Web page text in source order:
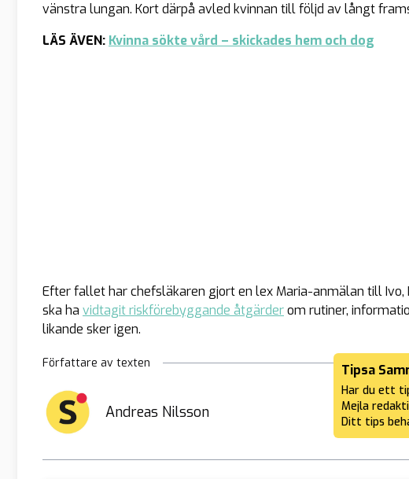
vänstra lungan. Kort därpå avled kvinnan till följd av långt
LÄS ÄVEN: Kvinna sökte vård – skickades hem och dog
Efter fallet har chefsläkaren gjort en lex Maria-anmälan till Ivo,
ska ha vidtagit riskförebyggande åtgärderom rutiner,
likande sker igen.
Författare av texten
Andreas Nilsson
Tipsa
Har du ett
Mejla
Ditt tips